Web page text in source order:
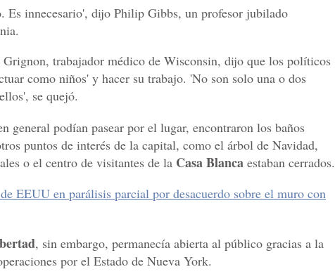
Es innecesario', dijo Philip Gibbs, un profesor jubilado
trabajador médico de Wisconsin, dijo que los políticos
como niños' y hacer su trabajo. 'No son solo una o dos
se quejó.
general podían pasear por el lugar, encontraron los baños
puntos de interés de la capital, como el árbol de Navidad,
o el centro de visitantes de la Casa Blanca estaban cerrados.
EEUU en parálisis parcial por desacuerdo sobre el muro con
, sin embargo, permanecía abierta al público gracias a la
por el Estado de Nueva York.